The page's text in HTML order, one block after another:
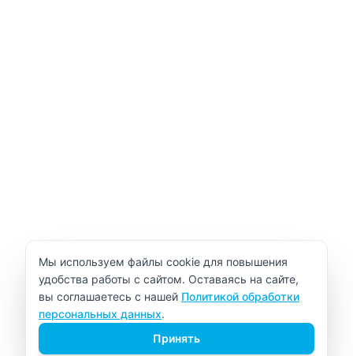
Уведомление об использовании cookie
Мы используем файлы cookie для повышения
удобства работы с сайтом. Оставаясь на сайте,
вы соглашаетесь с нашей Политикой обработки
персональных данных.
Принять